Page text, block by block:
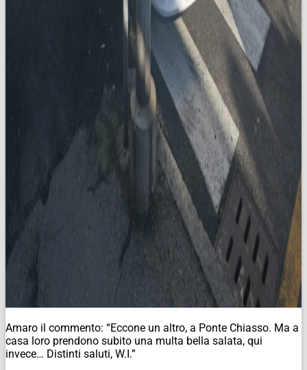
Amaro il commento: “Eccone un altro, a Ponte Chiasso. Ma a
casa loro prendono subito una multa bella salata, qui
invece… Distinti saluti, W.I.”